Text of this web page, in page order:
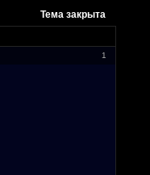
Тема закрыта
1